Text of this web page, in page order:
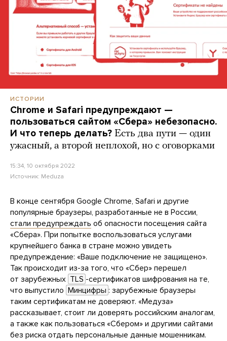
ИСТОРИИ
Chrome и Safari предупреждают —
пользоваться сайтом «Сбера» небезопасно.
И что теперь делать? Есть два пути — один
ужасный, а второй неплохой, но с оговорками
15:34, 10 октября 2022
Источник: Meduza
В конце сентября Google Chrome, Safari и другие
популярные браузеры, разработанные не в России,
стали предупреждать об опасности посещения сайта
«Сбера». При попытке воспользоваться услугами
крупнейшего банка в стране можно увидеть
предупреждение: «Ваше подключение не защищено».
Так происходит из-за того, что «Сбер» перешел
от зарубежных TLS -сертификатов шифрования на те,
что выпустило Минцифры : зарубежные браузеры
таким сертификатам не доверяют. «Медуза»
рассказывает, стоит ли доверять российским аналогам,
а также как пользоваться «Сбером» и другими сайтами
без риска отдать персональные данные мошенникам.